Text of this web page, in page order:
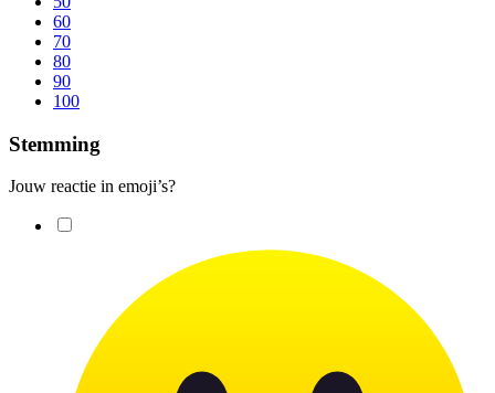
60
70
80
90
100
Stemming
Jouw reactie in emoji’s?